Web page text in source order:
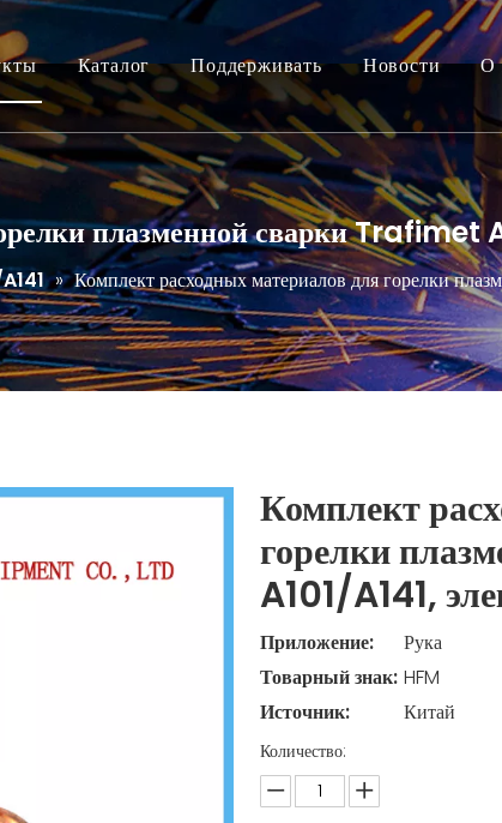
Каталог Поддерживать Новости О
плазменной сварки Trafimet
» Комплект расходных материалов для горелки
Комплект
горелки
A101/A141,
Приложение:
Рука
Товарный знак: HFM
Источник:
Китай
Количество: